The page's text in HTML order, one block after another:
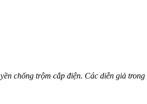
chống trộm cắp điện. Các diễn giả